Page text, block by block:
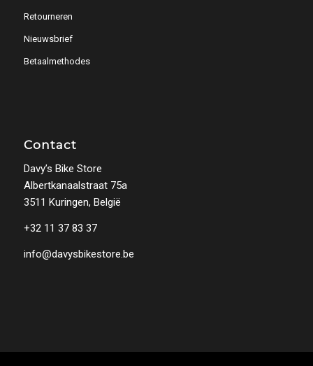
Retourneren
Nieuwsbrief
Betaalmethodes
Contact
Davy’s Bike Store
Albertkanaalstraat 75a
3511 Kuringen, België
+32 11 37 83 37
info@davysbikestore.be